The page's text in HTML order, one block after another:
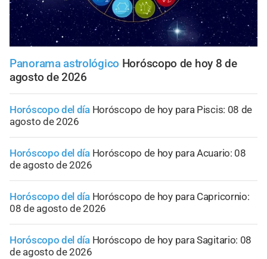
Panorama astrológico Horóscopo de hoy 8 de
agosto de 2026
Horóscopo del día Horóscopo de hoy para Piscis: 08 de
agosto de 2026
Horóscopo del día Horóscopo de hoy para Acuario: 08
de agosto de 2026
Horóscopo del día Horóscopo de hoy para Capricornio:
08 de agosto de 2026
Horóscopo del día Horóscopo de hoy para Sagitario: 08
de agosto de 2026